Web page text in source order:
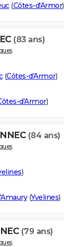
(Côtes-d'Armor)
(83 ans)
(Côtes-d'Armor)
d'Armor)
(84 ans)
)
(Yvelines)
(79 ans)